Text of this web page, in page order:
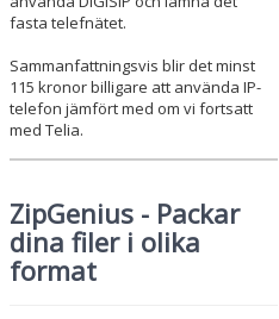
fasta telefnätet.
Sammanfattningsvis blir det minst
115 kronor billigare att använda IP-
telefon jämfört med om vi fortsatt
med Telia.
ZipGenius - Packar
dina filer i olika
format